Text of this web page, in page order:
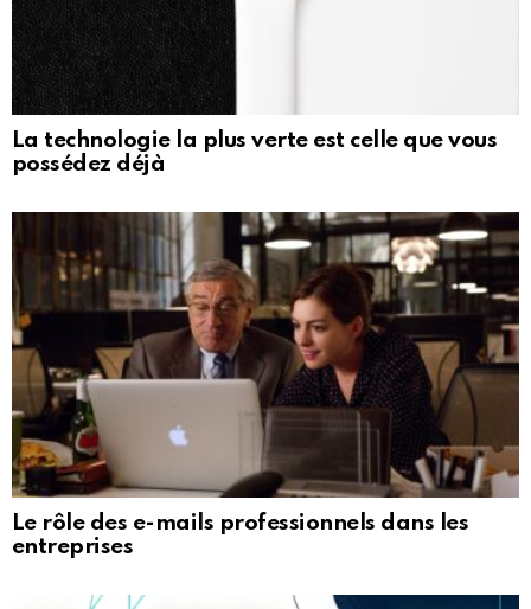
La technologie la plus verte est celle que vous
possédez déjà
Le rôle des e-mails professionnels dans les
entreprises